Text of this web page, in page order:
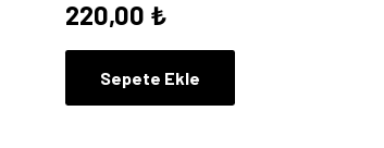
220,00 ₺
Sepete Ekle